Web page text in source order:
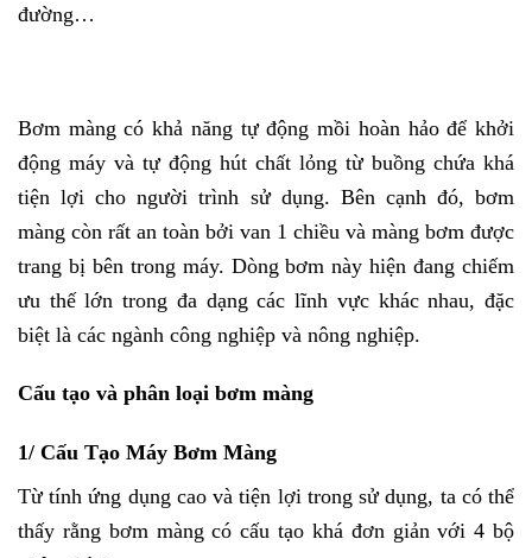
đường…
Bơm màng có khả năng tự động mồi hoàn hảo để khởi
động máy và tự động hút chất lỏng từ buồng chứa khá
tiện lợi cho người trình sử dụng. Bên cạnh đó, bơm
màng còn rất an toàn bởi van 1 chiều và màng bơm được
trang bị bên trong máy. Dòng bơm này hiện đang chiếm
ưu thế lớn trong đa dạng các lĩnh vực khác nhau, đặc
biệt là các ngành công nghiệp và nông nghiệp.
Cấu tạo và phân loại bơm màng
1/ Cấu Tạo Máy Bơm Màng
Từ tính ứng dụng cao và tiện lợi trong sử dụng, ta có thể
thấy rằng bơm màng có cấu tạo khá đơn giản với 4 bộ